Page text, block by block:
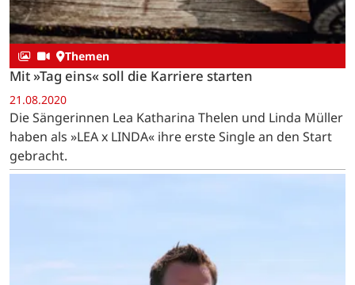
Themen
Mit »Tag eins« soll die Karriere starten
21.08.2020
Die Sängerinnen Lea Katharina Thelen und Linda Müller
haben als »LEA x LINDA« ihre erste Single an den Start
gebracht.